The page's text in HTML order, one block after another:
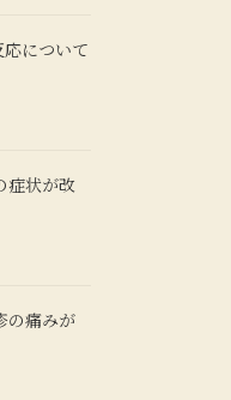
について
症状が改
の痛みが